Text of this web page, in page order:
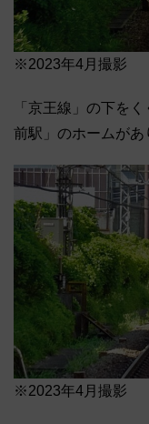
※2023年4月撮影
「京王線」の下を
前駅」のホームがあ
※2023年4月撮影